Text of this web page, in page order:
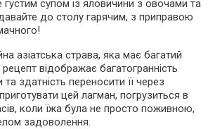
густим супом із яловичини з овочами та
до столу гарячим, з приправою
азіатська страва, яка має багатий
відображає багатогранність
здатність переносити її через
цей лагман, погрузиться в
коли їжа була не просто поживною,
задоволення.